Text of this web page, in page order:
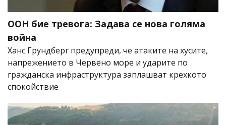
ООН бие тревога: Задава се нова голяма
война
Ханс Грундберг предупреди, че атаките на хусите,
напрежението в Червено море и ударите по
гражданска инфраструктура заплашват крехкото
спокойствие